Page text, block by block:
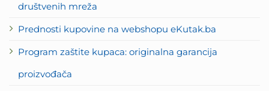
društvenih mreža
Prednosti kupovine na webshopu eKutak.ba
Program zaštite kupaca: originalna garancija
proizvođača